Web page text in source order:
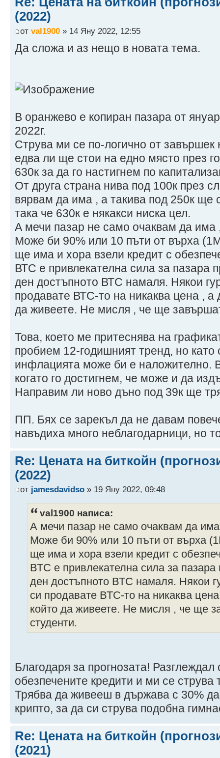
(2022)
от val1900 » 14 Яну 2022, 12:55
Да сложа и аз нещо в новата тема.
В оранжево е копиран пазара от
2022г.
Струва ми се по-логично от завършек
едва ли ще стои на едно място през
630к за да го настигнем по
От друга страна нива под 100к през
вярвам да има , а такива под 250к ще
така че 630к е някакси ниска цел.
А мечи пазар не само очаквам да има
Може би 90% или 10 пъти от върха
ще има и хора взели кредит с
ВТС е привлекателна сила за пазара
ден достъпното ВТС намаля. Някои
продавате ВТС-то на никаква цена , а
да живеете. Не мисля , че ще
Това, което ме притеснява на
пробием 12-годишният тренд, но като
инфлацията може би е наложително.
когато го достигнем, че може и да
Направим ли ново дъно под 39к ще
ПП. Бях се зарекъл да не давам
навъдиха много неблагодарници, но
Re: Цената на биткойн
(2022)
от jamesdavidso » 19 Яну 2022, 09:48
val1900 написа:
А мечи пазар не само очаквам да
Може би 90% или 10 пъти от върха
ще има и хора взели кредит с
ВТС е привлекателна сила за
ден достъпното ВТС намаля. Някои
си продавате ВТС-то на никаква
който да живеете. Не мисля , че ще
студенти.
Благодаря за прогнозата!
обезпечените кредити и ми се струва
Трябва да живееш в държава с 30%
крипто, за да си струва подобна
Re: Цената на биткойн
(2021)